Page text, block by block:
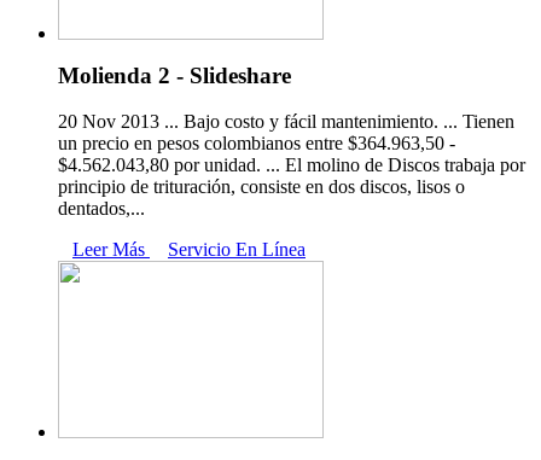
Molienda 2 - Slideshare
20 Nov 2013 ... Bajo costo y fácil mantenimiento. ... Tienen
un precio en pesos colombianos entre $364.963,50 -
$4.562.043,80 por unidad. ... El molino de Discos trabaja por
principio de trituración, consiste en dos discos, lisos o
dentados,...
Leer Más
Servicio En Línea